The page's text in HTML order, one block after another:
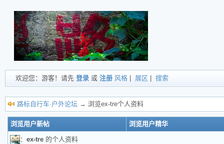
欢迎您：游客！请先 登录 或 注册 风格 展区 搜索
路标自行车·户外论坛 → 浏览ex-tre个人资料
浏览用户新帖 浏览用户精华
： ex-tre 的个人资料